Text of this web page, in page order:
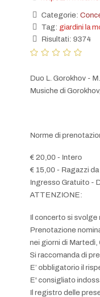
Categorie:
Tag: giardini la
Risultati: 9374
Duo L. Gorokhov -
Musiche di
Norme di
€ 20,00 - Intero
€ 15,00 - Ragazzi
Ingresso Gratuito -
ATTENZIONE:
Il concerto si svolge
Prenotazione
nei giorni di Martedì,
Si raccomanda di
E’ obbligatorio il
E' consigliato
Il registro delle